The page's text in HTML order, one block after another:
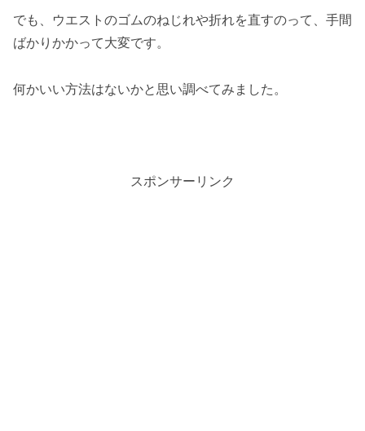
でも、ウエストのゴムのねじれや折れを直すのって、手間
ばかりかかって大変です。
何かいい方法はないかと思い調べてみました。
スポンサーリンク